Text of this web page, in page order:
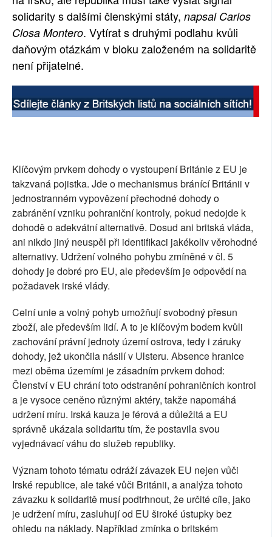
SOCIÁLNÍ SÍTĚ
RUBRIKY
PLNÁ VERZE STRÁNEK
solidarity s dalšími členskými státy, napsal Carlos
Closa Montero. Vytírat s druhými podlahu kvůli
daňovým otázkám v bloku založeném na solidaritě
není přijatelné.
Klíčovým prvkem dohody o vystoupení Británie z EU je
takzvaná pojistka. Jde o mechanismus bránící Británii v
jednostranném vypovězení přechodné dohody o
zabránění vzniku pohraniční kontroly, pokud nedojde k
dohodě o adekvátní alternativě. Dosud ani britská vláda,
ani nikdo jiný neuspěl při identifikaci jakékoliv věrohodné
alternativy. Udržení volného pohybu zmíněné v čl. 5
dohody je dobré pro EU, ale především je odpovědí na
požadavek irské vlády.
Celní unie a volný pohyb umožňují svobodný přesun
zboží, ale především lidí. A to je klíčovým bodem kvůli
zachování právní jednoty území ostrova, tedy i záruky
dohody, jež ukončila násilí v Ulsteru. Absence hranice
mezi oběma územími je zásadním prvkem dohod:
Členství v EU chrání toto odstranění pohraničních kontrol
a je vysoce ceněno různými aktéry, takže napomáhá
udržení míru. Irská kauza je férová a důležitá a EU
správně ukázala solidaritu tím, že postavila svou
vyjednávací váhu do služeb republiky.
Význam tohoto tématu odráží závazek EU nejen vůči
Irské republice, ale také vůči Británii, a analýza tohoto
závazku k solidaritě musí podtrhnout, že určité cíle, jako
je udržení míru, zasluhují od EU široké ústupky bez
ohledu na náklady. Například zmínka o britském